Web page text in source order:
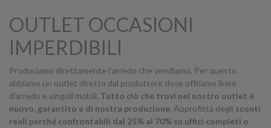
SWING 7020 –
ARMADI
RECEPTION
TAVOLI RIUNIONE
ACCESSORI
OUTLET OCCASIONI
IMPERDIBILI
Produciamo direttamente l’arredo che vendiamo. Per questo
abbiamo un outlet diretto dal produttore dove offriamo linee
d’arredo e singoli mobili. Tutto ciò che trovi nel nostro outlet è
nuovo, garantito e di nostra produzione. Approfitta degli sconti
reali perché confrontabili dal 25% al 70% su uffici completi o